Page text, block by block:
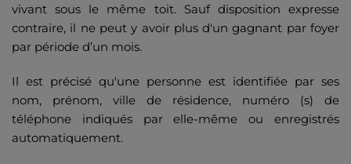
vivant sous le même toit. Sauf disposition expresse
contraire, il ne peut y avoir plus d'un gagnant par foyer
par période d’un mois.
Il est précisé qu'une personne est identifiée par ses
nom, prénom, ville de résidence, numéro (s) de
téléphone indiqués par elle-même ou enregistrés
automatiquement.